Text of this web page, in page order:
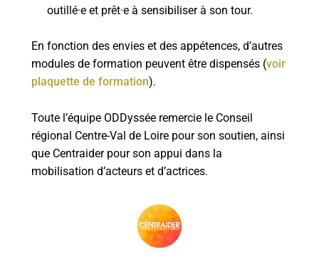
outillé·e et prêt·e à sensibiliser à son tour.
En fonction des envies et des appétences, d’autres
modules de formation peuvent être dispensés (voir
plaquette de formation).
Toute l’équipe ODDyssée remercie le Conseil
régional Centre-Val de Loire pour son soutien, ainsi
que Centraider pour son appui dans la
mobilisation d’acteurs et d’actrices.